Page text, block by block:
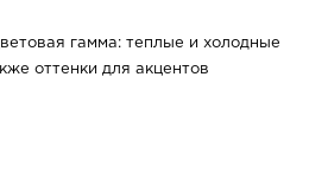
гамма: теплые и холодные
оттенки для акцентов